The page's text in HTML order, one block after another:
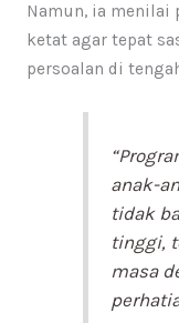
Namun, ia menilai
ketat agar tepat
persoalan di
anak-
tidak
tinggi,
masa